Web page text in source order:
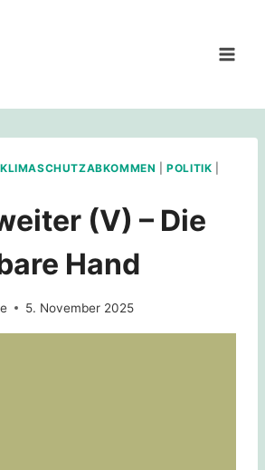
|POLITIK
(V) – Die
Hand
5. November 2025